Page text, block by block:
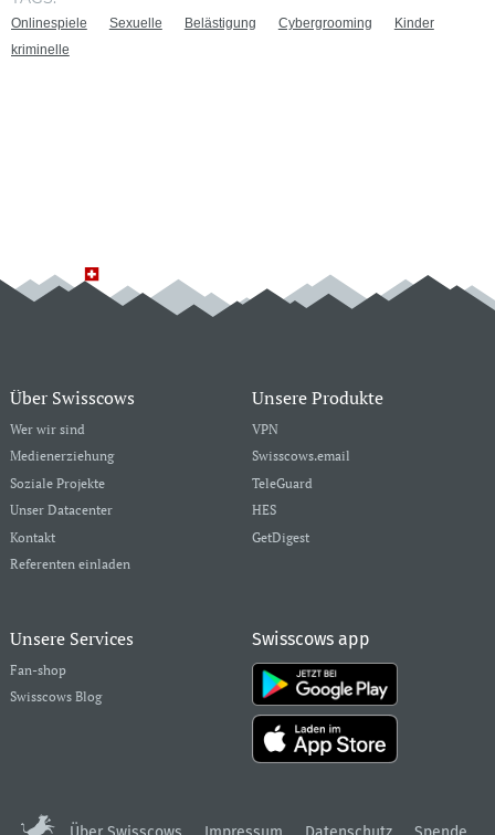
Onlinespiele Sexuelle Belästigung Cybergrooming
Kinder
kriminelle
Über Swisscows
Wer wir sind
Medienerziehung
Soziale Projekte
Unser Datacenter
Kontakt
Referenten einladen
Unsere Produkte
VPN
Swisscows.email
TeleGuard
HES
GetDigest
Unsere Services
Fan-shop
Swisscows Blog
Swisscows app